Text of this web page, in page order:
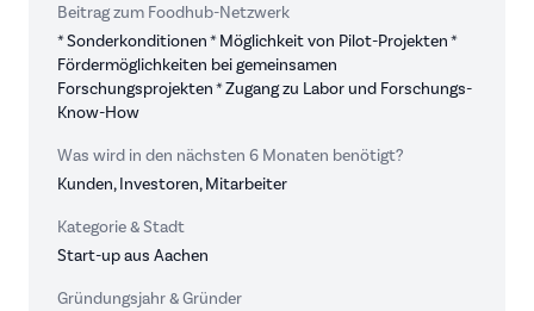
Beitrag zum Foodhub-Netzwerk
* Sonderkonditionen * Möglichkeit von Pilot-Projekten *
Fördermöglichkeiten bei gemeinsamen
Forschungsprojekten * Zugang zu Labor und Forschungs-
Know-How
Was wird in den nächsten 6 Monaten benötigt?
Kunden, Investoren, Mitarbeiter
Kategorie & Stadt
Start-up aus Aachen
Gründungsjahr & Gründer